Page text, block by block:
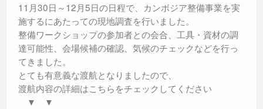
11月30日～12月5日の日程で、カンボジア整備事業を実
施するにあたっての現地調査を行いました。
整備ワークショップの参加者との会合、工具・資材の調
達可能性、会場候補の確認、気候のチェックなどを行っ
てきました。
とても有意義な渡航となりましたので、
渡航内容の詳細はこちらをチェックしてください
▼ ▼